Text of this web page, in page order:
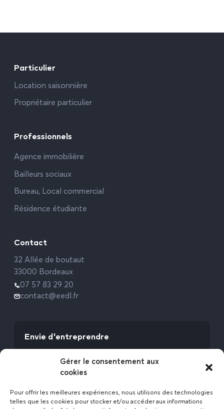
Gérer le consentement aux
cookies
Pour offrir les meilleures expériences, nous utilisons des technologies
telles que les cookies pour stocker et/ou accéder aux informations
Particulier
Location saisonnière
Propriétaire particulier
Professionnels
Agence immobilière
Bailleurs sociaux
Bureau, Local commercial
Résidence étudiante
Contact
32 Allée de boutaut
33000 Bordeaux
07 57 83 29 20
contact@eedl.fr
Envie d'entreprendre
avec l’Expert Etat des Lieux !
Rejoignez-nous